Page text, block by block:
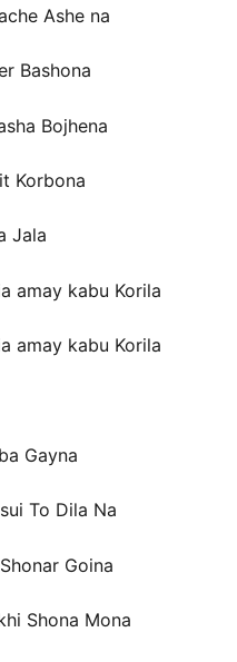
Ashe na
Bashona
Bojhena
Korbona
Jala
amay kabu Korila
amay kabu Korila
Gayna
To Dila Na
Goina
Shona Mona